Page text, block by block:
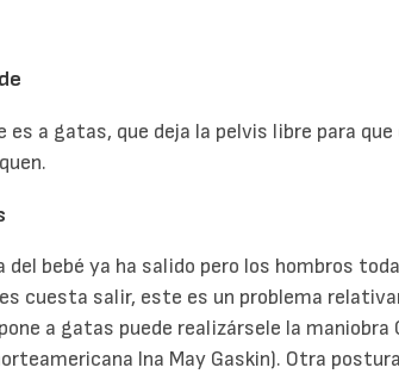
es a gatas, que deja la pelvis libre para
del bebé ya ha salido pero los hombros
cuesta salir, este es un problema
a gatas puede realizársele la maniobra
Ina May Gaskin). Otra